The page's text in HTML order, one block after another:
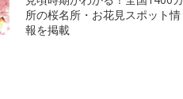
所の桜名所・お花見スポット情
報を掲載